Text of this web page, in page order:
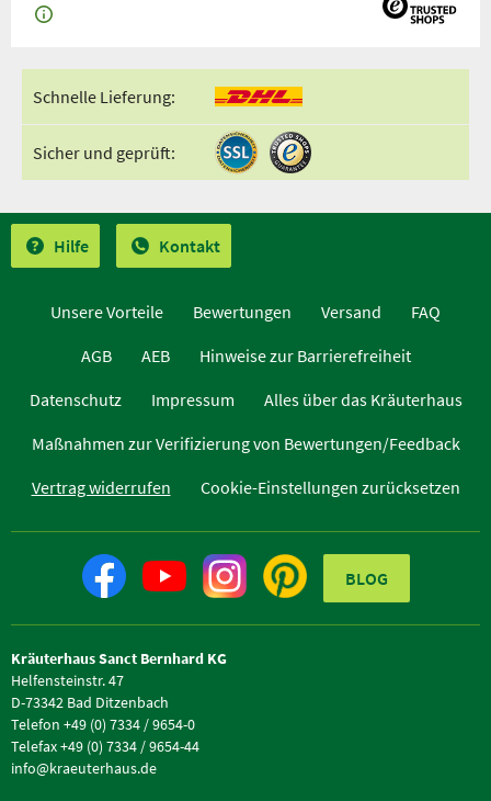
Schnelle Lieferung:
Sicher und geprüft:
Hilfe Kontakt
Unsere Vorteile Bewertungen Versand
FAQ
AGB
AEB
Hinweise zur Barrierefreiheit
Datenschutz
Impressum
Alles über das Kräuterhaus
Maßnahmen zur Verifizierung von Bewertungen/Feedback
Vertrag widerrufen
Cookie-Einstellungen zurücksetzen
BLOG
Kräuterhaus Sanct Bernhard KG
Helfensteinstr. 47
D-73342 Bad Ditzenbach
Telefon +49 (0) 7334 / 9654-0
Telefax +49 (0) 7334 / 9654-44
info@kraeuterhaus.de